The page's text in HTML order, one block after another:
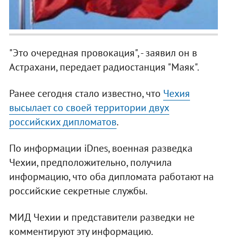
"Это очередная провокация", - заявил он в
Астрахани, передает радиостанция "Маяк".
Ранее сегодня стало известно, что Чехия
высылает со своей территории двух
российских дипломатов.
По информации iDnes, военная разведка
Чехии, предположительно, получила
информацию, что оба дипломата работают на
российские секретные службы.
МИД Чехии и представители разведки не
комментируют эту информацию.